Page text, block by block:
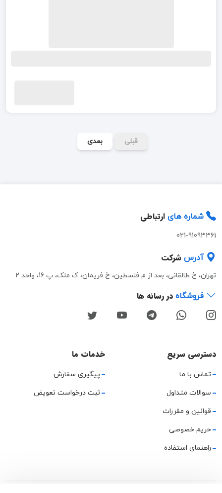
قبلی بعدی
شماره های ارتباطی
021-91093361
آدرس شرکت
تهران، خ طالقانی، بعد از م فلسطین، خ فریمان، ک ملک، پ 16، واحد 2
فروشگاه در رسانه ها
دسترسی سریع
تماس با ما
سوالات متداول
قوانین و مقررات
حریم خصوصی
راهنمای استفاده
خدمات ما
پیگیری سفارش
ثبت درخواست تعویض